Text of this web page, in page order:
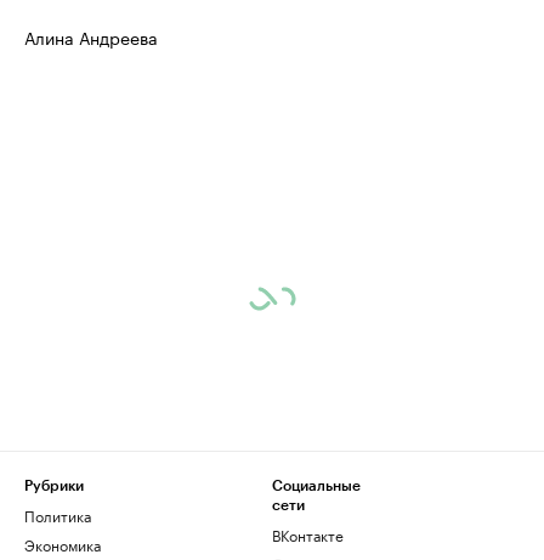
Алина Андреева
Рубрики
Политика
Экономика
Социальные
сети
ВКонтакте